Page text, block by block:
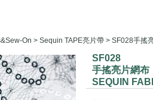
On > Sequin TAPE亮片帶 > SF028手搖
SF028
手搖亮片網布
SEQUIN